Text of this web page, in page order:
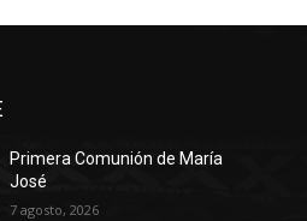
Primera Comunión de María
José
7 agosto, 2026